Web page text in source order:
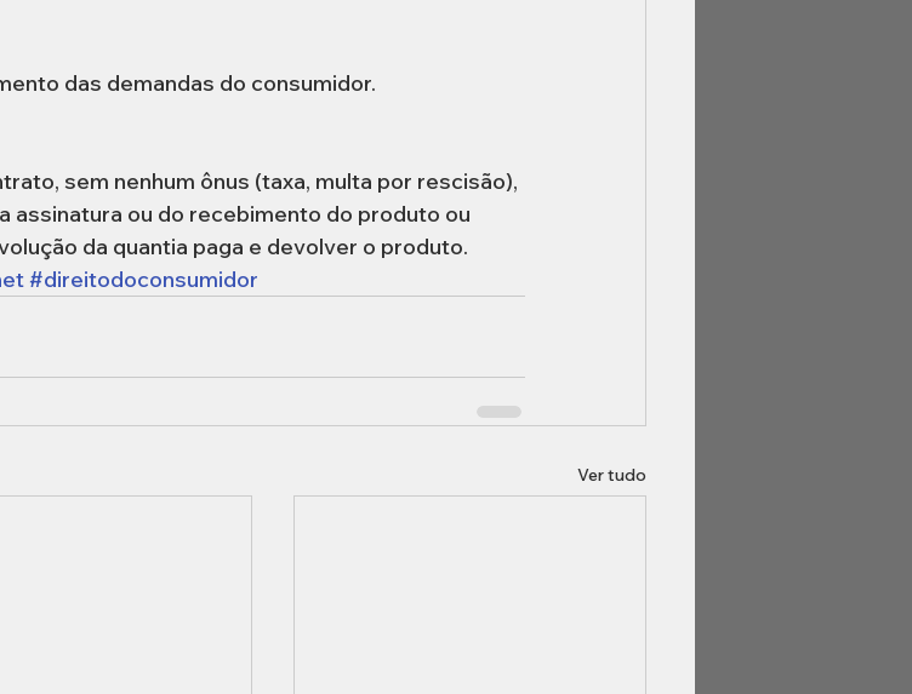
das demandas do consumidor.
sem nenhum ônus (taxa, multa por rescisão),
assinatura ou do recebimento do produto ou
da quantia paga e devolver o produto.
#direitodoconsumidor
Ver tudo